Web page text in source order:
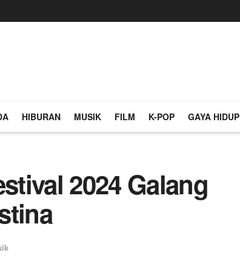
HIBURAN MUSIK FILM K-POP GAYA HIDUP
2024 Galang